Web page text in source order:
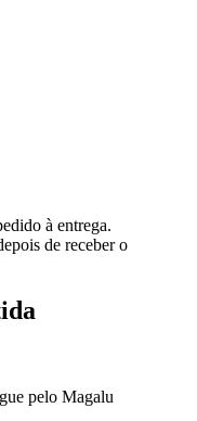
à entrega.
de receber o
pelo Magalu